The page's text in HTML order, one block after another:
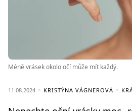
Méně vrásek okolo očí může mít každý.
11.08.2024 KRISTÝNA VÁGNEROVÁ